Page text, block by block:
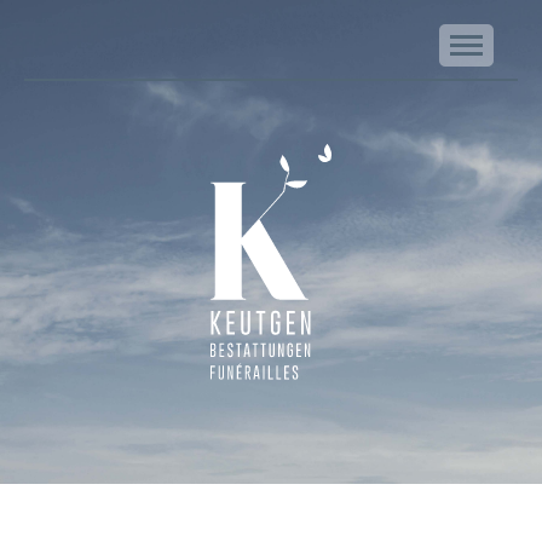
Keutgen | Bestattungen - Funérailles